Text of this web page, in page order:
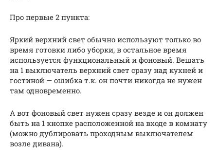
Про первые 2 пункта:
Яркий верхний свет обычно используют только во
время готовки либо уборки, в остальное время
используется функциональный и фоновый. Вешать
на 1 выключатель верхний свет сразу над кухней и
гостиной — ошибка т.к. он почти никогда не нужен
там одновременно.
А вот фоновый свет нужен сразу везде и он должен
быть на 1 кнопке расположенной на входе в комнату
(можно дублировать проходным выключателем
возле дивана).